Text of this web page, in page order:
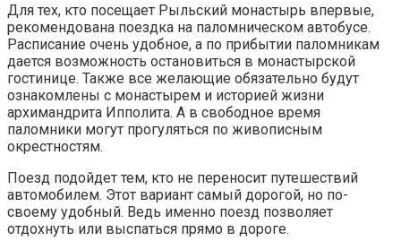
Для тех, кто посещает Рыльский монастырь впервые,
рекомендована поездка на паломническом автобусе.
Расписание очень удобное, а по прибытии паломникам
дается возможность остановиться в монастырской
гостинице. Также все желающие обязательно будут
ознакомлены с монастырем и историей жизни
архимандрита Ипполита. А в свободное время
паломники могут прогуляться по живописным
окрестностям.
Поезд подойдет тем, кто не переносит путешествий
автомобилем. Этот вариант самый дорогой, но по-
своему удобный. Ведь именно поезд позволяет
отдохнуть или выспаться прямо в дороге.